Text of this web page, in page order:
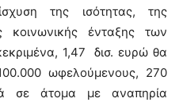
της ισότητας, της
κοινωνικής ένταξης των
1,47 δισ. ευρώ θα
ωφελούμενους, 270
σε άτομα με αναπηρία